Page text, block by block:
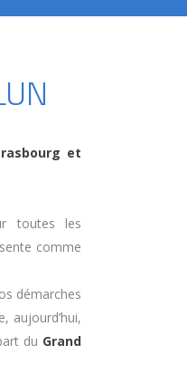
et
toutes les
comme
démarches
aujourd’hui,
du Grand